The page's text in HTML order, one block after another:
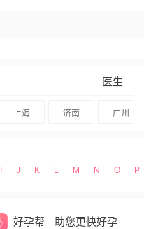
医生
上海 济南 广州
I J K L M N O P
好孕帮 助您更快好孕